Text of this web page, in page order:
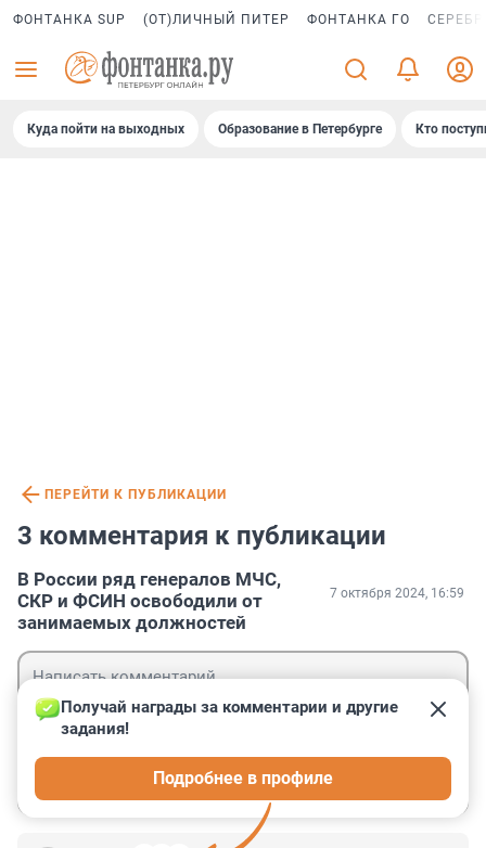
ФОНТАНКА SUP (ОТ)ЛИЧНЫЙ ПИТЕР ФОНТАНКА ГО
Куда пойти на выходных Образование в Петербурге Кто
ПЕРЕЙТИ К ПУБЛИКАЦИИ
3 комментария к публикации
В России ряд генералов МЧС,
СКР и ФСИН освободили от
занимаемых должностей
7 октября 2024, 16:59
Получай награды за комментарии и другие
задания!
Подробнее в профиле